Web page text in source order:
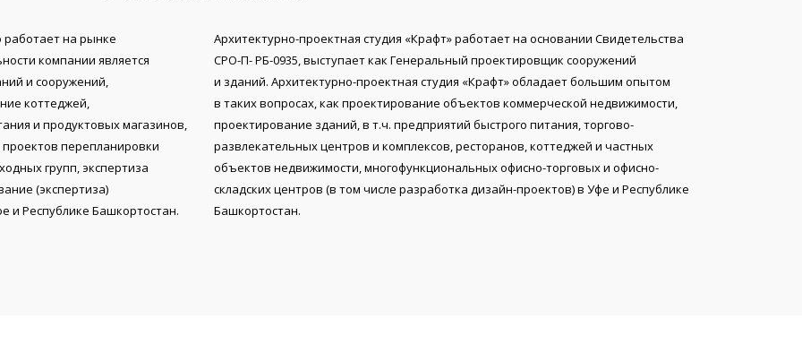
работает на рынке
компании является
и сооружений,
коттеджей,
и продуктовых магазинов,
перепланировки
групп, экспертиза
(экспертиза)
и Республике Башкортостан.
Архитектурно-проектная студия «Крафт» работает на основании Свидетельства
СРО-П- РБ-0935, выступает как Генеральный проектировщик сооружений
и зданий. Архитектурно-проектная студия «Крафт» обладает большим опытом
в таких вопросах, как проектирование объектов коммерческой недвижимости,
проектирование зданий, в т.ч. предприятий быстрого питания, торгово-
развлекательных центров и комплексов, ресторанов, коттеджей и частных
объектов недвижимости, многофункциональных офисно-торговых и офисно-
складских центров (в том числе разработка дизайн-проектов) в Уфе и Республике
Башкортостан.